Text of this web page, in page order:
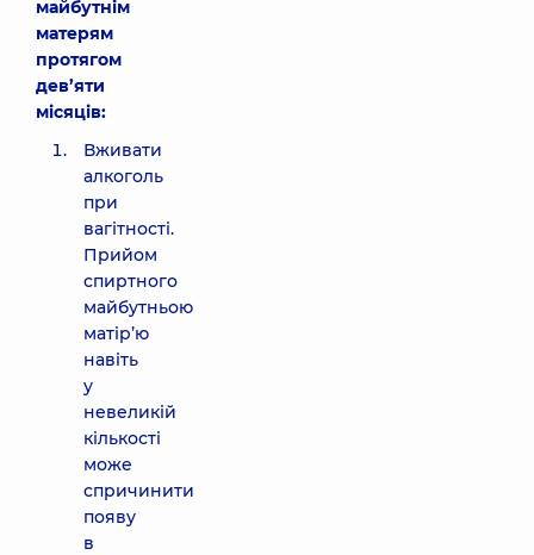
майбутнім
матерям
протягом
дев’яти
місяців:
Вживати
алкоголь
при
вагітності.
Прийом
спиртного
майбутньою
матір’ю
навіть
у
невеликій
кількості
може
спричинити
появу
в